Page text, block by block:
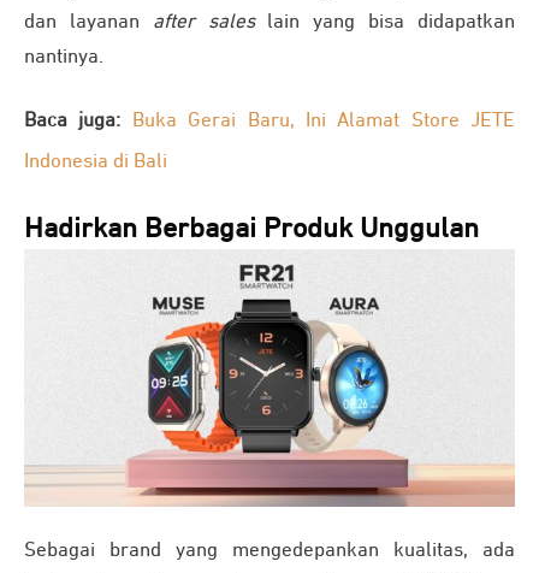
dan layanan after saleslain yang bisa didapatkan
nantinya.
Baca juga:
Buka Gerai Baru, Ini Alamat Store JETE
Indonesia di Bali
Hadirkan Berbagai Produk Unggulan
Sebagai brand yang mengedepankan kualitas, ada